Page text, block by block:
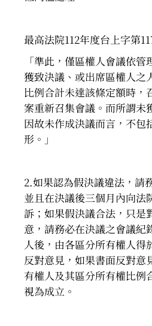
最高法院112年度台上字第
「準此，僅區權人會議依
獲致決議、或出席區權人之
比例合計未達該條定額時，
案重新召集會議。而所謂未
因故未作成決議而言，不包
形。」
2.如果認為假決議違法，請
並且在決議後三個月內向法
訴；如果假決議合法，只是
意，請務必在決議之會議紀
人後，由各區分所有權人得
反對意見，如果書面反對意
有權人及其區分所有權比例
視為成立。